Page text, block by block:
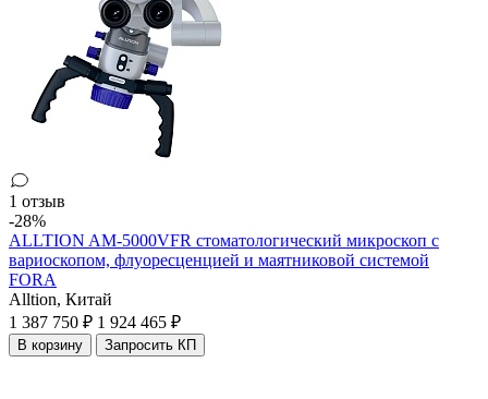
1 отзыв
-28%
ALLTION AM-5000VFR стоматологический микроскоп с
вариоскопом, флуоресценцией и маятниковой системой
FORA
Alltion, Китай
1 387 750 ₽ 1 924 465 ₽
В корзину Запросить КП